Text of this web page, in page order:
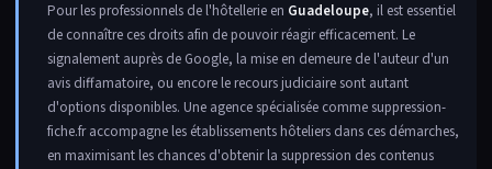
Pour les professionnels de l'hôtellerie en Guadeloupe, il est essentiel
de connaître ces droits afin de pouvoir réagir efficacement. Le
signalement auprès de Google, la mise en demeure de l'auteur d'un
avis diffamatoire, ou encore le recours judiciaire sont autant
d'options disponibles. Une agence spécialisée comme suppression-
fiche.fr accompagne les établissements hôteliers dans ces démarches,
en maximisant les chances d'obtenir la suppression des contenus